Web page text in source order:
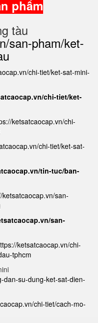
phẩm
tàu
san-pham/ket-
chi-tiet/ket-sat-mini-
chi-tiet/ket-
ketsatcaocap.vn/chi-
chi-tiet/ket-sat-
tin-tuc/ban-
ketsatcaocap.vn/san-
san-
ketsatcaocap.vn/chi-
tphcm
dan-su-dung-ket-sat-dien-
chi-tiet/cach-mo-